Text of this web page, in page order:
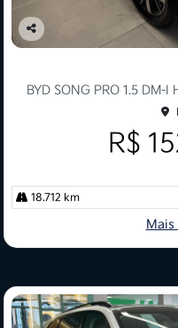
Co
lhe
BYD SONG PRO 1.5 DM-
R$
18.712 km
Mais